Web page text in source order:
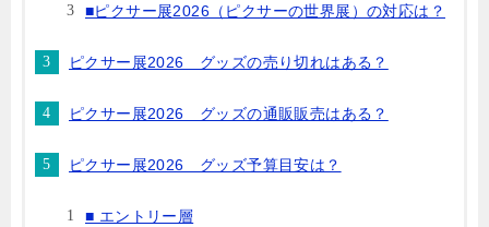
■ピクサー展2026（ピクサーの世界展）の対応は？
ピクサー展2026 グッズの売り切れはある？
ピクサー展2026 グッズの通販販売はある？
ピクサー展2026 グッズ予算目安は？
■ エントリー層